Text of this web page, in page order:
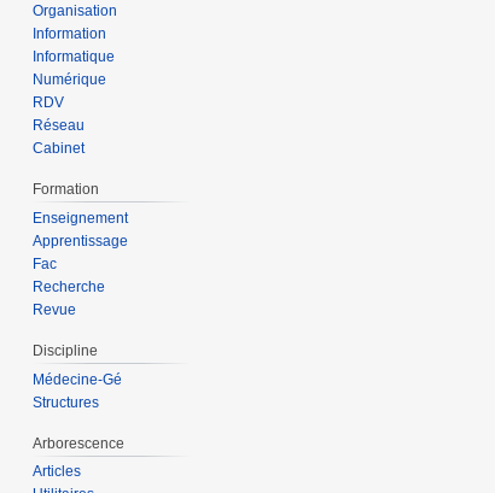
Organisation
Information
Informatique
Numérique
RDV
Réseau
Cabinet
Formation
Enseignement
Apprentissage
Fac
Recherche
Revue
Discipline
Médecine-Gé
Structures
Arborescence
Articles